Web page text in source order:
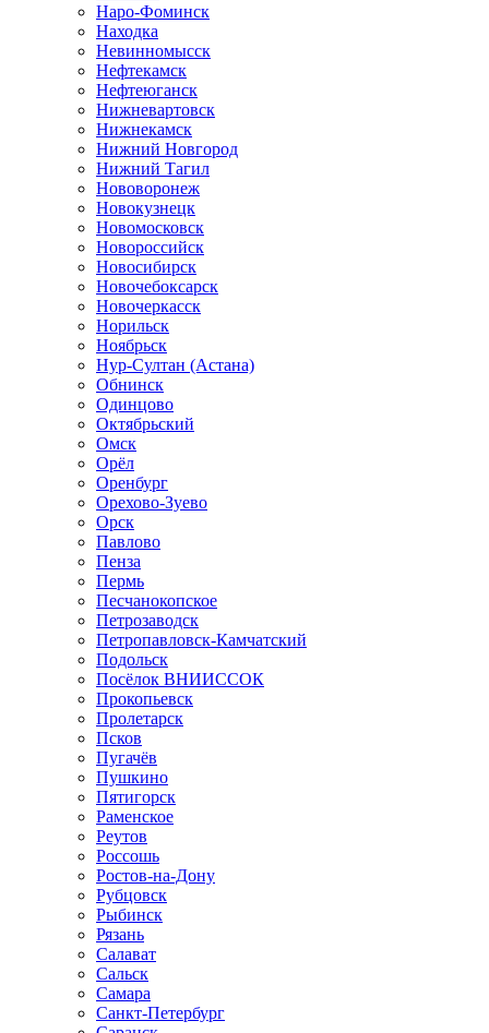
Наро-Фоминск
Находка
Невинномысск
Нефтекамск
Нефтеюганск
Нижневартовск
Нижнекамск
Нижний Новгород
Нижний Тагил
Нововоронеж
Новокузнецк
Новомосковск
Новороссийск
Новосибирск
Новочебоксарск
Новочеркасск
Норильск
Ноябрьск
Нур-Султан (Астана)
Обнинск
Одинцово
Октябрьский
Омск
Орёл
Оренбург
Орехово-Зуево
Орск
Павлово
Пенза
Пермь
Песчанокопское
Петрозаводск
Петропавловск-Камчатский
Подольск
Посёлок ВНИИССОК
Прокопьевск
Пролетарск
Псков
Пугачёв
Пушкино
Пятигорск
Раменское
Реутов
Россошь
Ростов-на-Дону
Рубцовск
Рыбинск
Рязань
Салават
Сальск
Самара
Санкт-Петербург